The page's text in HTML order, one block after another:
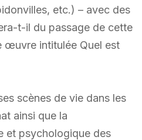
etc.) – avec des
t-il du passage de cette
œuvre intitulée Quel est
scènes de vie dans les
ainsi que la
et psychologique des